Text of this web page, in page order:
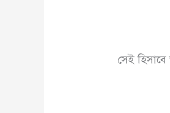
সেই